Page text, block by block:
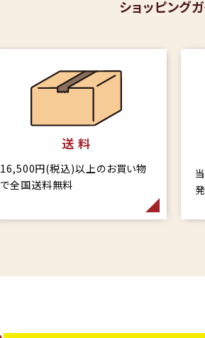
ショッピング
送 料
16,500円(税込)以上のお買い物
で全国送料無料